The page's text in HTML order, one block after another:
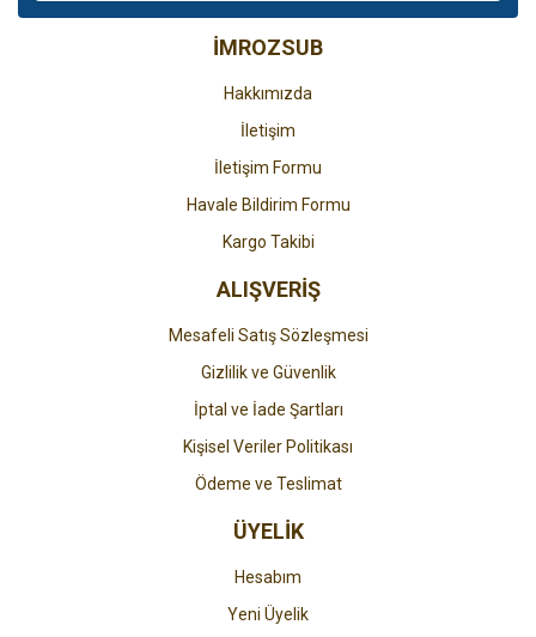
Ürün bilgilerinde hatalar bulunuyor.
Ürün fiyatı diğer sitelerden daha pahalı.
Gönder
İMROZSUB
Hakkımızda
İletişim
İletişim Formu
Havale Bildirim Formu
Kargo Takibi
ALIŞVERİŞ
Mesafeli Satış Sözleşmesi
Gizlilik ve Güvenlik
İptal ve İade Şartları
Kişisel Veriler Politikası
Ödeme ve Teslimat
ÜYELİK
Hesabım
Yeni Üyelik